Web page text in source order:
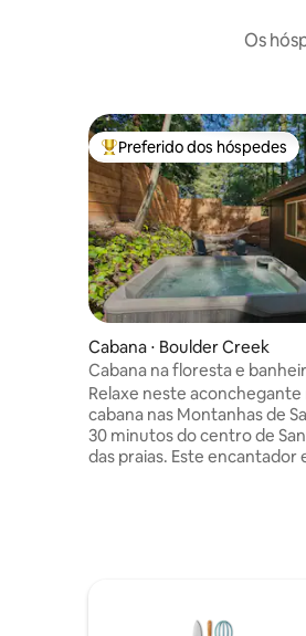
Os
Entre os melhores preferidos
Preferido dos hóspedes
Cabana ⋅ Boulder Creek
Cabana na floresta e
hidromassagem
Relaxe neste
cabana nas Montanhas de
30 minutos do centro de
das praias. Este encantador
para se desconectar da
mergulhar nas sequoias. A
rede para relaxar e